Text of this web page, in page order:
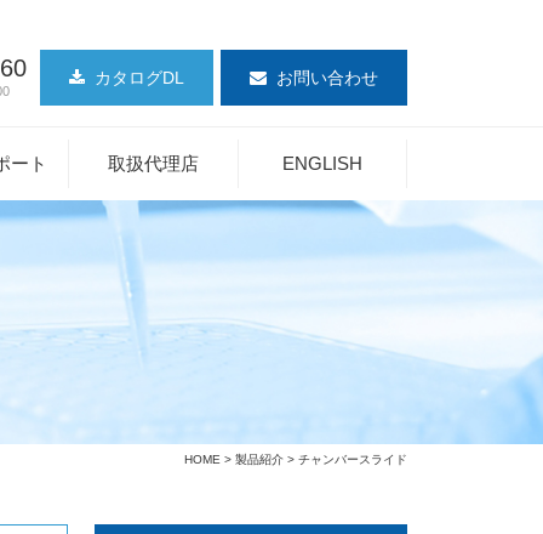
カタログDL お問い合わせ
ート 取扱代理店 ENGLISH
HOME > 製品紹介 > チャンバースライド